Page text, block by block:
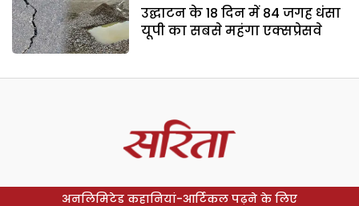
उद्घाटन के 18 दिन में 84 जगह धंसा
यूपी का सबसे महंगा एक्सप्रेसवे
अनलिमिटेड कहानियां-आर्टिकल पढ़ने के लिए